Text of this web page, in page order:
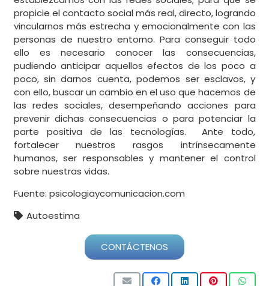
propicie el contacto social más real, directo, logrando
vincularnos más estrecha y emocionalmente con las
personas de nuestro entorno. Para conseguir todo
ello es necesario conocer las consecuencias,
pudiendo anticipar aquellos efectos de los poco a
poco, sin darnos cuenta, podemos ser esclavos, y
con ello, buscar un cambio en el uso que hacemos de
las redes sociales, desempeñando acciones para
prevenir dichas consecuencias o para potenciar la
parte positiva de las tecnologías. Ante todo,
fortalecer nuestros rasgos intrínsecamente
humanos, ser responsables y mantener el control
sobre nuestras vidas.
Fuente: psicologiaycomunicacion.com
Autoestima
CONTÁCTENOS